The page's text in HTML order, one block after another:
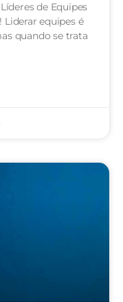
de Equipes
Liderar equipes é
quando se trata